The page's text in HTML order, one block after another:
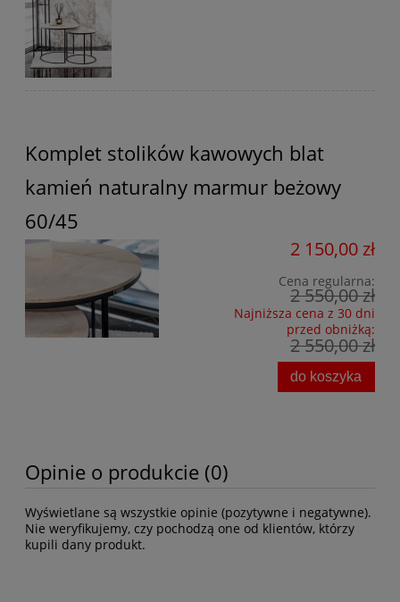
Komplet stolików kawowych blat
kamień naturalny marmur beżowy
60/45
2 150,00 zł
Cena regularna:
2 550,00 zł
Najniższa cena z 30 dni
przed obniżką:
2 550,00 zł
do koszyka
Opinie o produkcie (0)
Wyświetlane są wszystkie opinie (pozytywne i negatywne).
Nie weryfikujemy, czy pochodzą one od klientów, którzy
kupili dany produkt.